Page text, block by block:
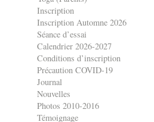
Inscription
Inscription Automne 2026
Séance d’essai
Calendrier 2026-2027
Conditions d’inscription
Précaution COVID-19
Journal
Nouvelles
Photos 2010-2016
Témoignage